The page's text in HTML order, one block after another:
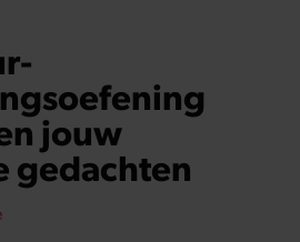
jouw
gedachten